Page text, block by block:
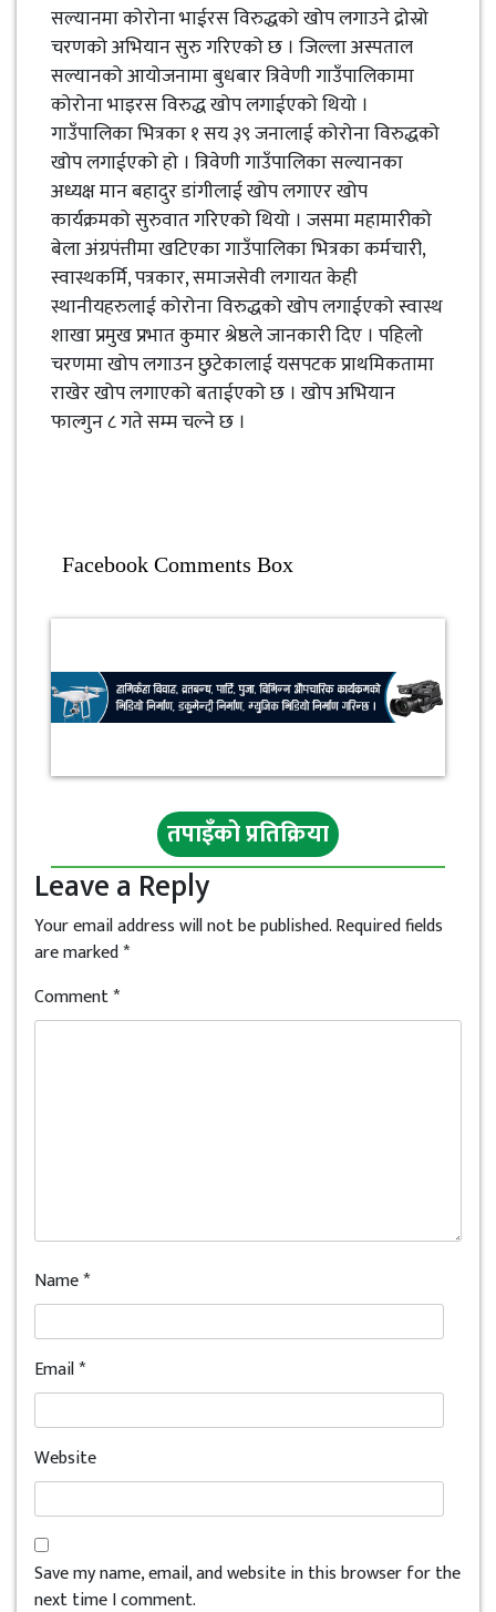
सल्यानमा कोरोना भाईरस विरुद्धको खोप लगाउने द्रोस्रो
चरणको अभियान सुरु गरिएको छ । जिल्ला अस्पताल
सल्यानको आयोजनामा बुधबार त्रिवेणी गाउँपालिकामा
कोरोना भाइरस विरुद्ध खोप लगाईएको थियो ।
गाउँपालिका भित्रका १ सय ३९ जनालाई कोरोना विरुद्धको
खोप लगाईएको हो । त्रिवेणी गाउँपालिका सल्यानका
अध्यक्ष मान बहादुर डांगीलाई खोप लगाएर खोप
कार्यक्रमको सुरुवात गरिएको थियो । जसमा महामारीको
बेला अंग्रपंत्तीमा खटिएका गाउँपालिका भित्रका कर्मचारी,
स्वास्थकर्मि, पत्रकार, समाजसेवी लगायत केही
स्थानीयहरुलाई कोरोना विरुद्धको खोप लगाईएको स्वास्थ
शाखा प्रमुख प्रभात कुमार श्रेष्ठले जानकारी दिए । पहिलो
चरणमा खोप लगाउन छुटेकालाई यसपटक प्राथमिकतामा
राखेर खोप लगाएको बताईएको छ । खोप अभियान
फाल्गुन ८ गते सम्म चल्ने छ ।
Facebook Comments Box
तपाइँको प्रतिक्रिया
Leave a Reply
Your email address will not be published.Required fields
are marked*
Comment*
Name*
Email*
Website
Save my name, email, and website in this browser for the
next time I comment.